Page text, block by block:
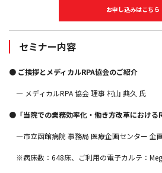
お申し込みはこちら
セミナー内容
● ご挨拶とメディカルRPA協会のご紹介
― メディカルRPA 協会 理事 村山 典久 氏
● 「当院での業務効率化・働き方改革における
―市立函館病院 事務局 医療企画センター 企
※病床数：648床、ご利用の電子カルテ：